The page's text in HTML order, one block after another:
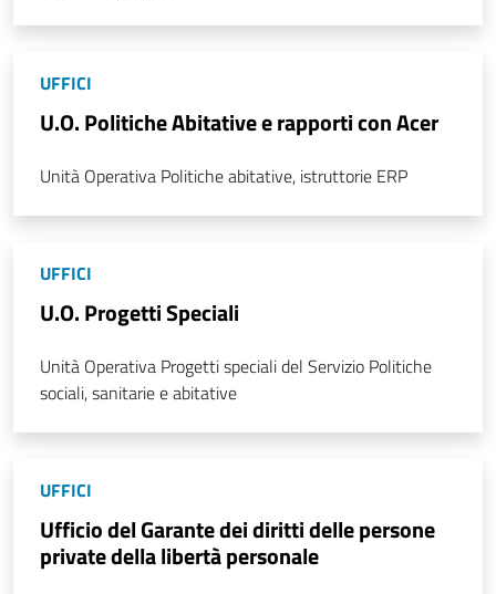
UFFICI
U.O. Politiche Abitative e rapporti con Acer
Unità Operativa Politiche abitative, istruttorie ERP
UFFICI
U.O. Progetti Speciali
Unità Operativa Progetti speciali del Servizio Politiche
sociali, sanitarie e abitative
UFFICI
Ufficio del Garante dei diritti delle persone
private della libertà personale